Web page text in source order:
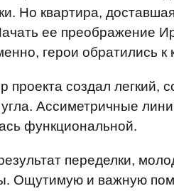
Но квартира,
ее преображение
герои обратились
проекта создал легкий,
угла. Ассиметричные
функциональной.
переделки,
Ощутимую и важную